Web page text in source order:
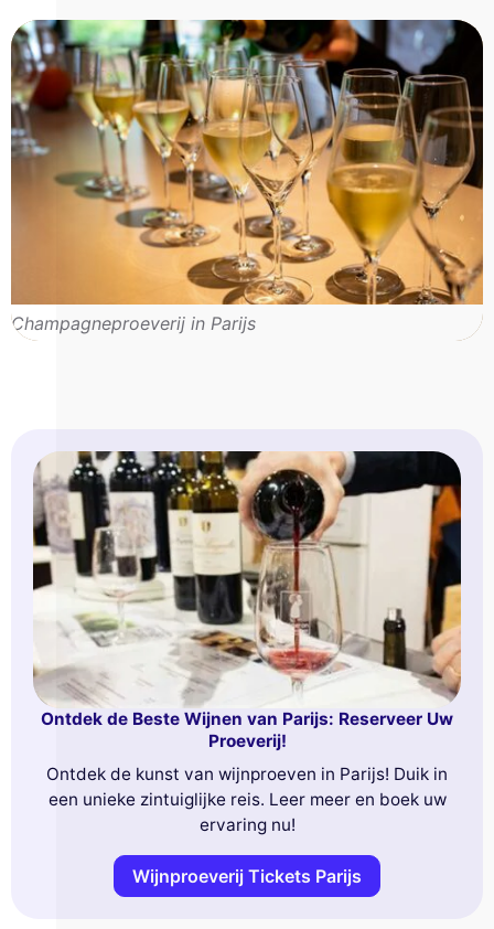
Champagneproeverij in Parijs
Ontdek de Beste Wijnen van Parijs: Reserveer Uw
Proeverij!
Ontdek de kunst van wijnproeven in Parijs! Duik in
een unieke zintuiglijke reis. Leer meer en boek uw
ervaring nu!
Wijnproeverij Tickets Parijs